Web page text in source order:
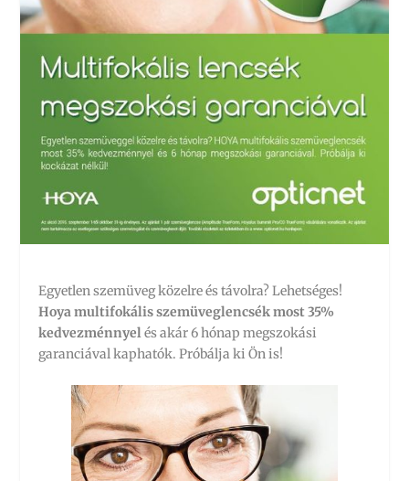
Egyetlen szemüveg közelre és távolra? Lehetséges!
Hoya multifokális szemüveglencsék most 35%
kedvezménnyel és akár 6 hónap megszokási
garanciával kaphatók. Próbálja ki Ön is!